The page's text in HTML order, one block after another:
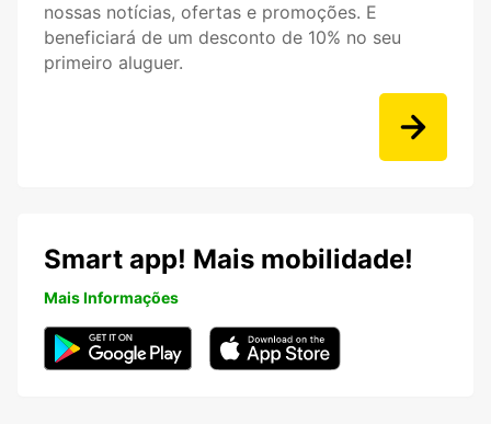
nossas notícias, ofertas e promoções. E
beneficiará de um desconto de 10% no seu
primeiro aluguer.
Smart app! Mais mobilidade!
Mais Informações